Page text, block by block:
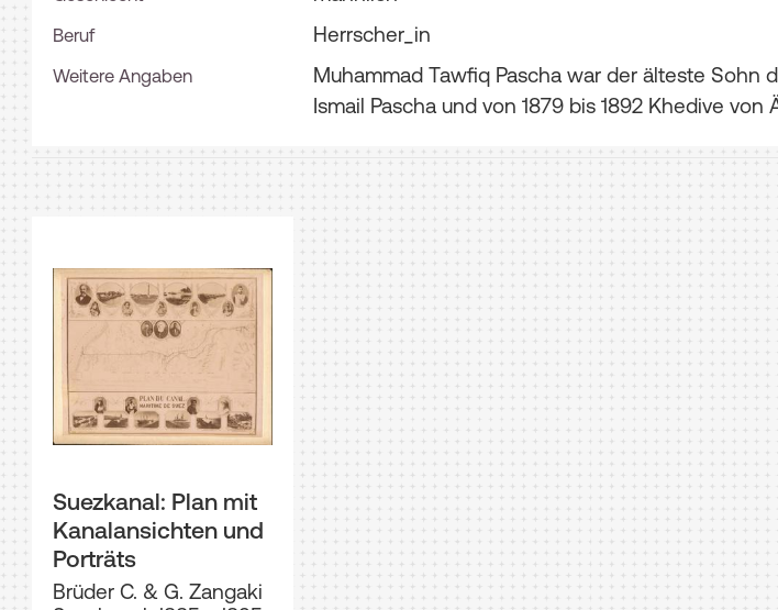
Beruf Herrscher_in
Weitere Angaben
Muhammad Tawfiq Pascha war der älteste Sohn
Ismail Pascha und von 1879 bis 1892 Khedive von
Suezkanal: Plan mit
Kanalansichten und
Porträts
Brüder C. & G. Zangaki